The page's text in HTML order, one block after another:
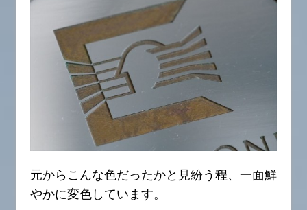
元からこんな色だったかと見紛う程、一面鮮
やかに変色しています。